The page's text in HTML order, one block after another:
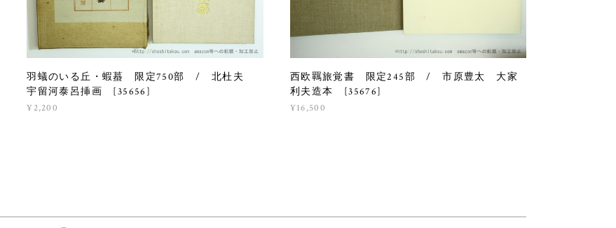
羽蟻のいる丘・蝦蟇 限定750部 / 北杜夫
宇留河泰呂挿画 [35656]
¥2,200
西欧羈旅覚書 限定245部 / 市原豊太 大家
利夫造本 [35676]
¥16,500